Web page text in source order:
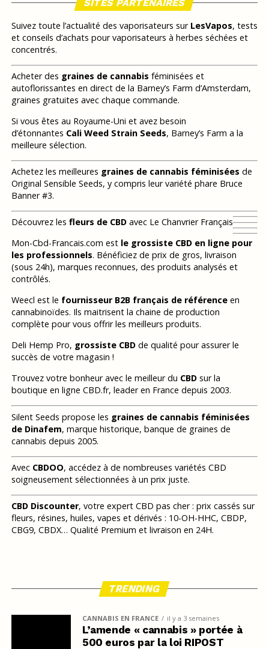
SITES PARTENAIRES
Suivez toute l’actualité des vaporisateurs sur LesVapos, tests
et conseils d’achats pour vaporisateurs à herbes séchées et
concentrés.
Acheter des graines de cannabis féminisées et
autoflorissantes en direct de la Barney’s Farm d’Amsterdam,
graines gratuites avec chaque commande.
Si vous êtes au Royaume-Uni et avez besoin
d’étonnantes Cali Weed Strain Seeds, Barney’s Farm a la
meilleure sélection.
Achetez les meilleures graines de cannabis féminisées de
Original Sensible Seeds, y compris leur variété phare Bruce
Banner #3.
Découvrez les fleurs de CBDavec Le Chanvrier Français
Mon-Cbd-Francais.com est le grossiste CBD en ligne pour
les professionnels. Bénéficiez de prix de gros, livraison
(sous 24h), marques reconnues, des produits analysés et
contrôlés.
Weecl est le fournisseur B2B français de référenceen
cannabinoïdes. Ils maitrisent la chaine de production
complète pour vous offrir les meilleurs produits.
Deli Hemp Pro, grossiste CBDde qualité pour assurer le
succès de votre magasin !
Trouvez votre bonheur avec le meilleur du CBDsur la
boutique en ligne CBD.fr, leader en France depuis 2003.
Silent Seeds propose les graines de cannabis féminisées
de Dinafem, marque historique, banque de graines de
cannabis depuis 2005.
Avec CBDOO, accédez à de nombreuses variétés CBD
soigneusement sélectionnées à un prix juste.
CBD Discounter, votre expert CBD pas cher : prix cassés sur
fleurs, résines, huiles, vapes et dérivés : 10-OH-HHC, CBDP,
CBG9, CBDX… Qualité Premium et livraison en 24H.
TRENDING
CANNABIS EN FRANCE il y a 3 semaines
L’amende « cannabis » portée à
500 euros par la loi RIPOST